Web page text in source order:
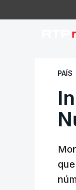
PAÍS